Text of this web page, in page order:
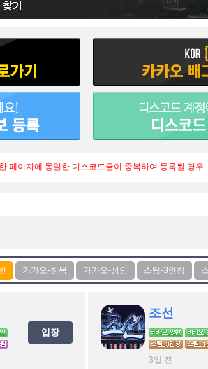
페이지에 동일한 디스코드글이 중복하여 등록될 경우
입장
조선
3일 전